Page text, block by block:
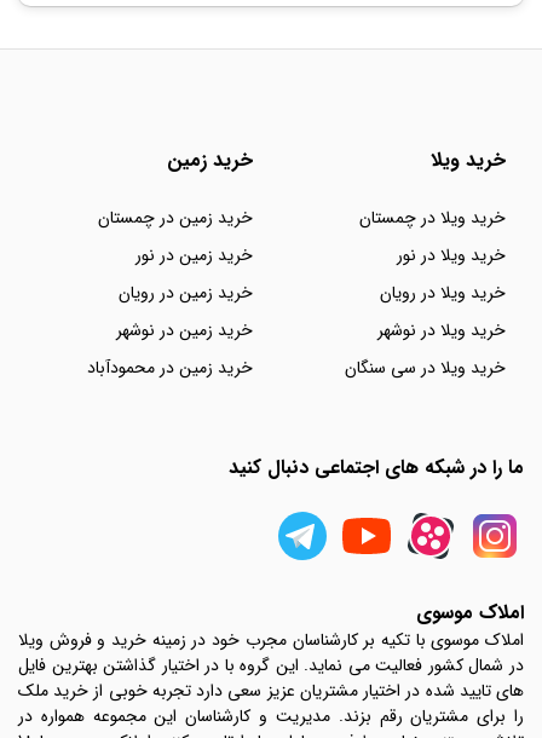
خرید ویلا
خرید ویلا در چمستان
خرید ویلا در نور
خرید ویلا در رویان
خرید ویلا در نوشهر
خرید ویلا در سی سنگان
خرید زمین
خرید زمین در چمستان
خرید زمین در نور
خرید زمین در رویان
خرید زمین در نوشهر
خرید زمین در محمودآباد
ما را در شبکه های اجتماعی دنبال کنید
املاک موسوی
املاک موسوی با تکیه بر کارشناسان مجرب خود در زمینه خرید و فروش ویلا
در شمال کشور فعالیت می نماید. این گروه با در اختیار گذاشتن بهترین فایل
های تایید شده در اختیار مشتریان عزیز سعی دارد تجربه خوبی از خرید ملک
را برای مشتریان رقم بزند. مدیریت و کارشناسان این مجموعه همواره در